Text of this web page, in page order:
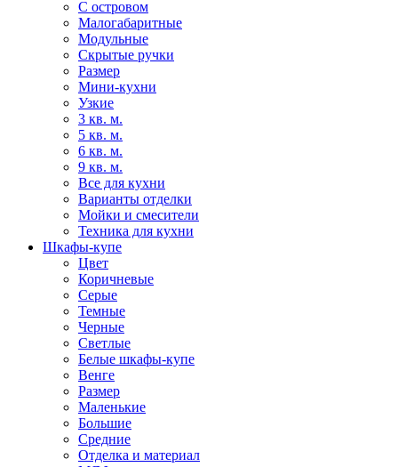
С островом
Малогабаритные
Модульные
Скрытые ручки
Размер
Мини-кухни
Узкие
3 кв. м.
5 кв. м.
6 кв. м.
9 кв. м.
Все для кухни
Варианты отделки
Мойки и смесители
Техника для кухни
Шкафы-купе
Цвет
Коричневые
Серые
Темные
Черные
Светлые
Белые шкафы-купе
Венге
Размер
Маленькие
Большие
Средние
Отделка и материал